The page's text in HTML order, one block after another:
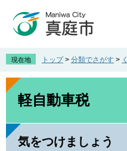
先
す
を
し
現在地 トップ > 分類でさがす >
本
軽自動車税
気をつけましょう